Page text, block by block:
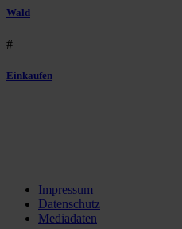
Wald
#
Einkaufen
Impressum
Datenschutz
Mediadaten